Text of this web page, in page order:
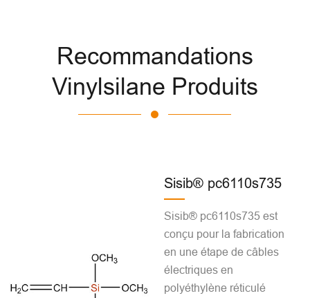
Recommandations
Vinylsilane Produits
Sisib® pc6110s735
Sisib® pc6110s735 est
conçu pour la fabrication
en une étape de câbles
électriques en
polyéthylène réticulé